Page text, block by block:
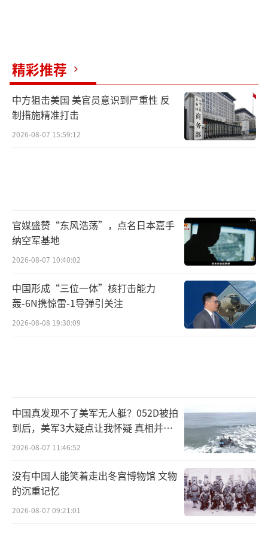
精彩推荐
中方狙击美国 美官员意识到严重性 反
制措施精准打击
2026-08-07 15:59:12
官媒盛赞“东风浩荡”，点名日本嘉手
纳空军基地
2026-08-07 10:40:02
中国形成“三位一体”核打击能力
轰-6N携惊雷-1导弹引关注
2026-08-08 19:30:09
中国真发现不了美军无人艇？052D被拍
到后，美军3大疑点让我怀疑 真相并非
如此
2026-08-07 11:46:52
没有中国人能笑着走出冬宫博物馆 文物
的沉重记忆
2026-08-07 09:21:01